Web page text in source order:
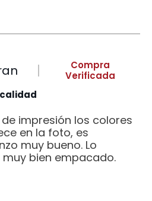
Compra
Verificada
impresión los colores
en la foto, es
muy bueno. Lo
bien empacado.